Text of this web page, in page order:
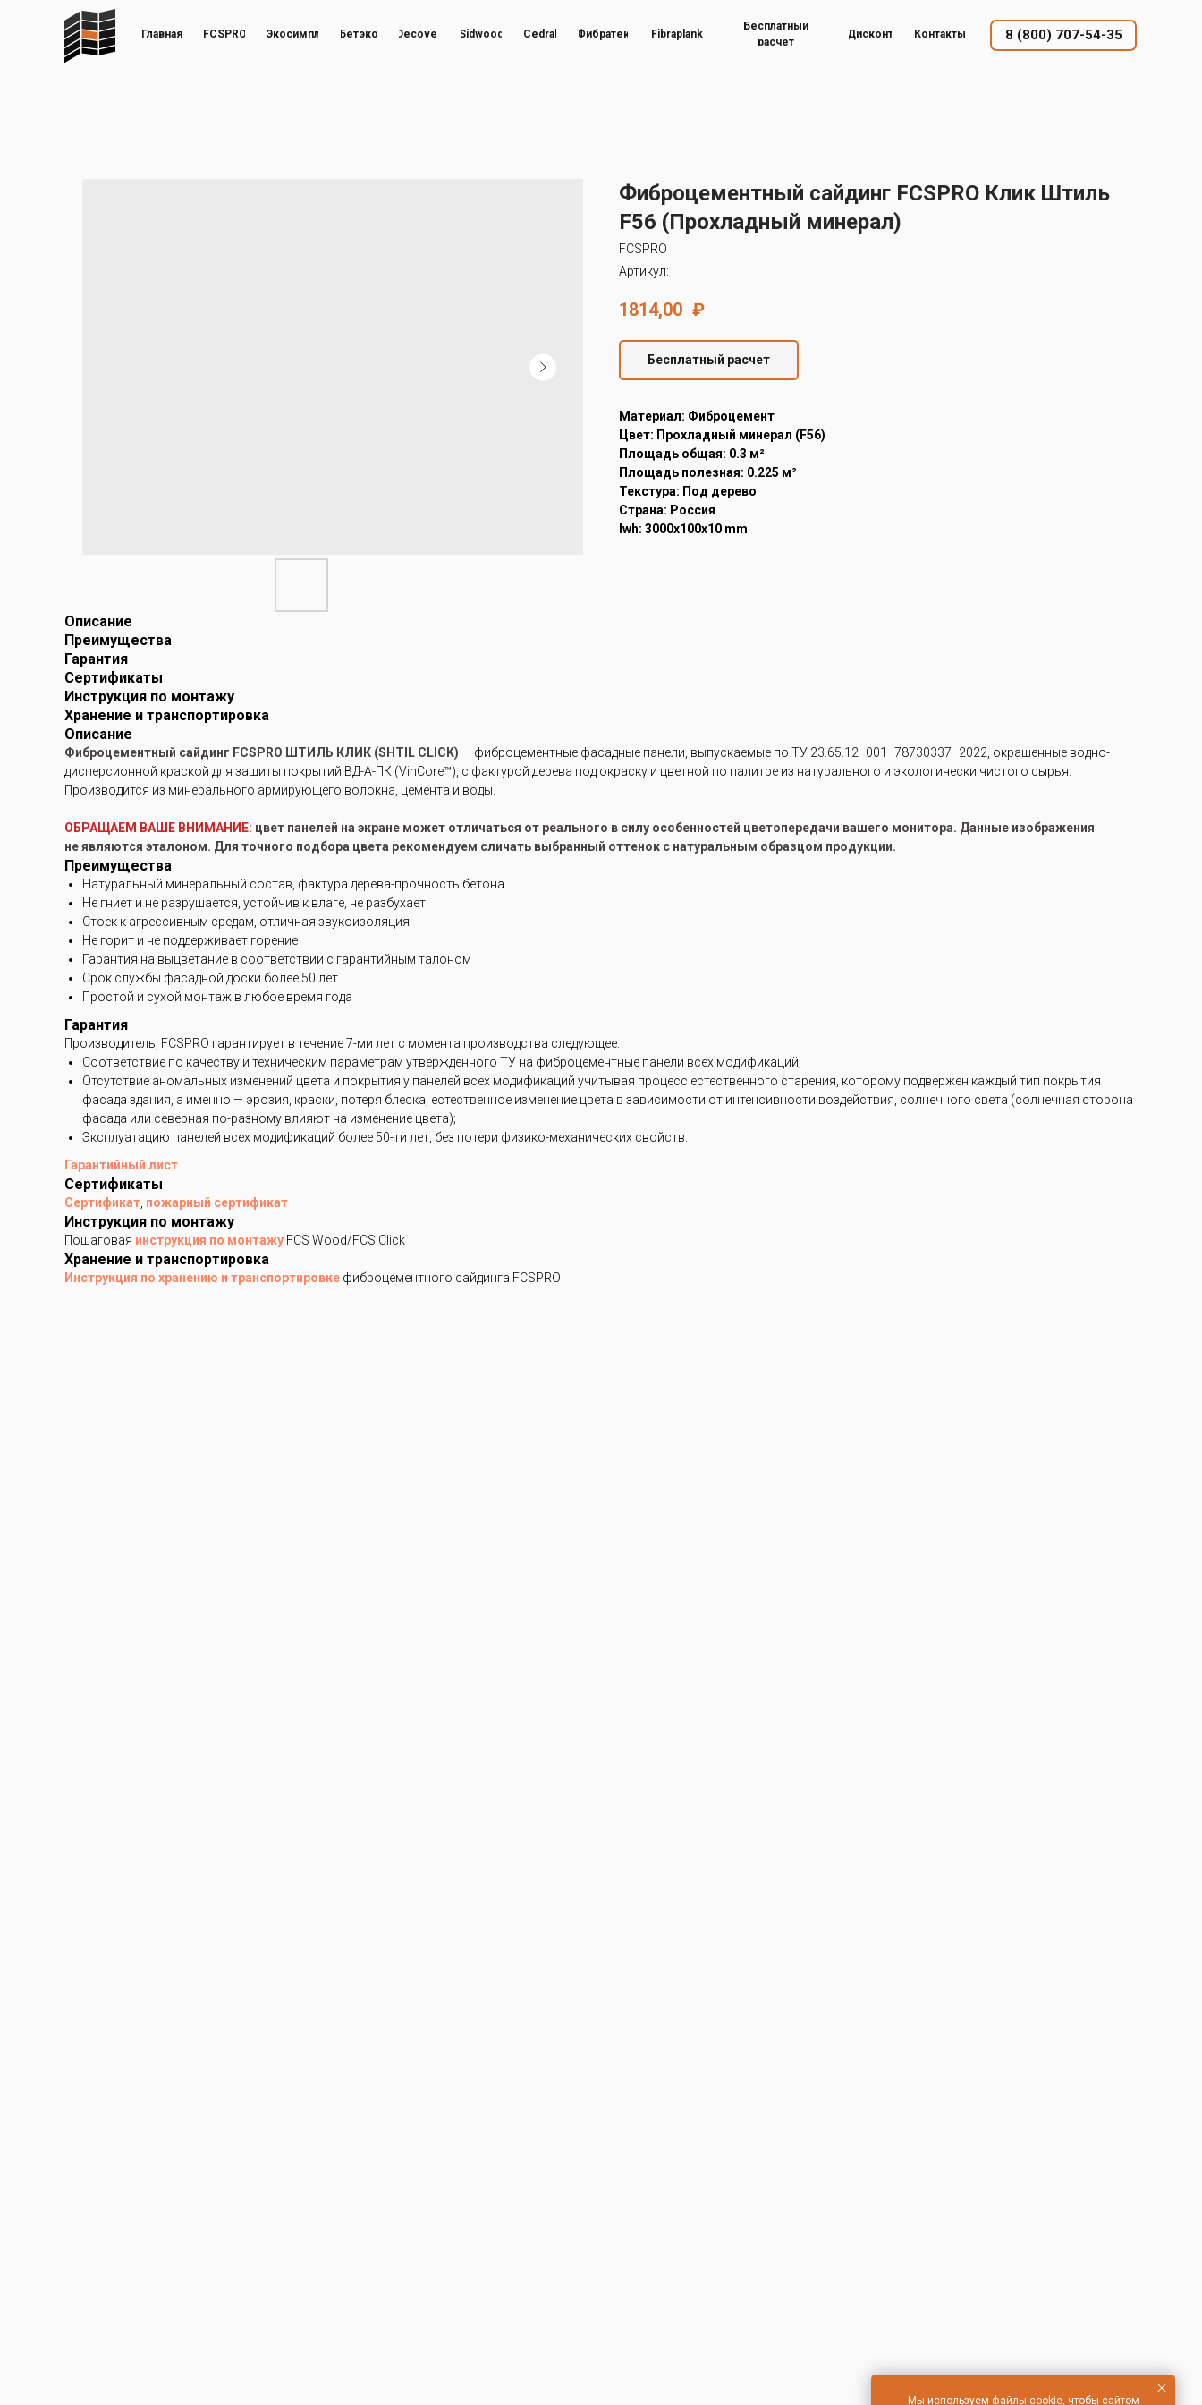
8 (800) 707-54-35
Главная FCSPRO Бетэко Decover Sidwood Cedral Фибратек
Бесплатный
расчет
Контакты
Дисконт
Экосимпл Fibraplank
Фиброцементный сайдинг FCSPRO Клик Штиль
F56 (Прохладный минерал)
FCSPRO
Артикул:
1814,00 ₽
Бесплатный расчет
Материал: Фиброцемент
Цвет: Прохладный минерал (F56)
Площадь общая: 0.3 м²
Площадь полезная: 0.225 м²
Текстура: Под дерево
Страна: Россия
lwh: 3000x100x10 mm
Описание
Преимущества
Гарантия
Сертификаты
Инструкция по монтажу
Хранение и транспортировка
Описание
Фиброцементный сайдинг FCSPRO ШТИЛЬ КЛИК (SHTIL CLICK) — фиброцементные фасадные панели, выпускаемые по ТУ 23.65.12−001−78730337−2022, окрашенные водно-
дисперсионной краской для защиты покрытий ВД-А-ПК (VinCore™), с фактурой дерева под окраску и цветной по палитре из натурального и экологически чистого сырья.
Производится из минерального армирующего волокна, цемента и воды.
ОБРАЩАЕМ ВАШЕ ВНИМАНИЕ: цвет панелей на экране может отличаться от реального в силу особенностей цветопередачи вашего монитора. Данные изображения
не являются эталоном. Для точного подбора цвета рекомендуем сличать выбранный оттенок с натуральным образцом продукции.
Преимущества
Натуральный минеральный состав, фактура дерева-прочность бетона
Не гниет и не разрушается, устойчив к влаге, не разбухает
Стоек к агрессивным средам, отличная звукоизоляция
Не горит и не поддерживает горение
Гарантия на выцветание в соответствии с гарантийным талоном
Срок службы фасадной доски более 50 лет
Простой и сухой монтаж в любое время года
Гарантия
Производитель, FCSPRO гарантирует в течение 7-ми лет с момента производства следующее:
Соответствие по качеству и техническим параметрам утвержденного ТУ на фиброцементные панели всех модификаций;
Отсутствие аномальных изменений цвета и покрытия у панелей всех модификаций учитывая процесс естественного старения, которому подвержен каждый тип покрытия
фасада здания, а именно — эрозия, краски, потеря блеска, естественное изменение цвета в зависимости от интенсивности воздействия, солнечного света (солнечная сторона
фасада или северная по-разному влияют на изменение цвета);
Эксплуатацию панелей всех модификаций более 50-ти лет, без потери физико-механических свойств.
Гарантийный лист
Сертификаты
Сертификат пожарный сертификат
Инструкция по монтажу
Пошаговая инструкция по монтажу FCS Wood/FCS Click
Хранение и транспортировка
Инструкция по хранению и транспортировке фиброцементного сайдинга FCSPRO
Мы используем файлы cookie, чтобы сайтом